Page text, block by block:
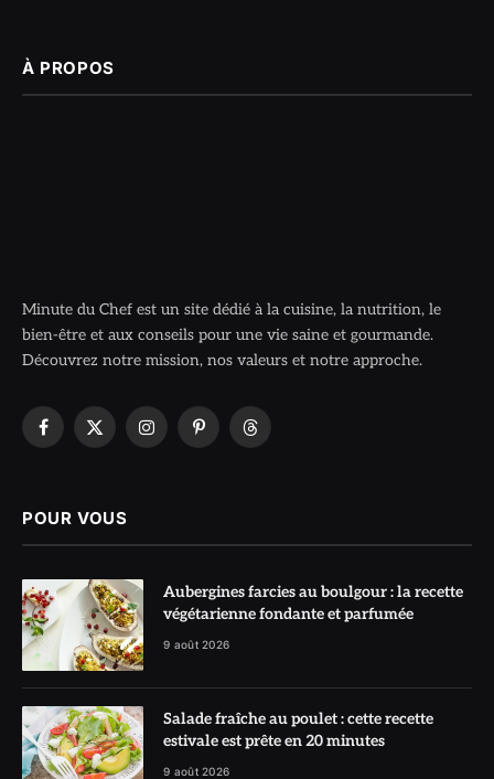
À PROPOS
Minute du Chef est un site dédié à la cuisine, la nutrition, le
bien-être et aux conseils pour une vie saine et gourmande.
Découvrez notre mission, nos valeurs et notre approche.
Facebook
X
InstagramPinterestThreads
POUR VOUS
Aubergines farcies au boulgour : la recette
végétarienne fondante et parfumée
9 août 2026
Salade fraîche au poulet : cette recette
estivale est prête en 20 minutes
9 août 2026